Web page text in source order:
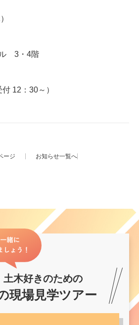
ル 3・4階
12：30～）
ージ お知らせ一覧へ
土木好きのための
現場見学ツアー